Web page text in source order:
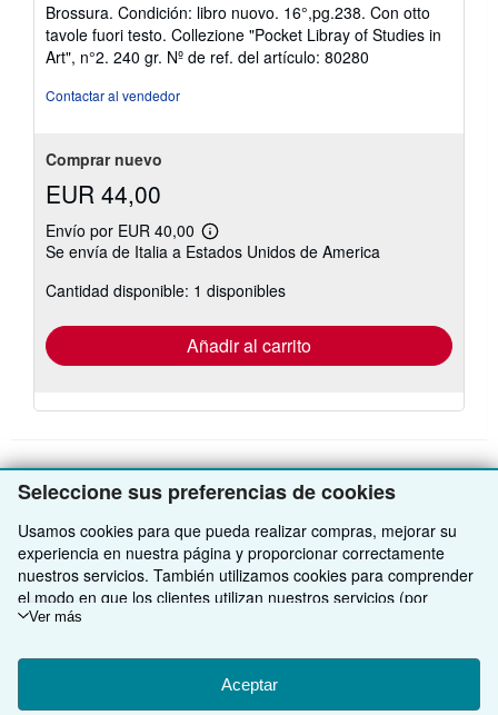
Seleccione sus preferencias de cookies
Usamos cookies para que pueda realizar compras, mejorar su
experiencia en nuestra página y proporcionar correctamente
nuestros servicios. También utilizamos cookies para comprender
el modo en que los clientes utilizan nuestros servicios (por
ejemplo, midiendo las visitas al sitio) y así poder realizar mejoras.
para mostrar contenido relevante en los anuncios y medir el
rendimiento de los mismos. Elija Rechazar si noestá de acuerdo
o Personalizar para obtener más información. Puede cambiar sus
Ver más
Aceptar
vendedor:
5
de
Brossura. Condición: libro nuovo. 16°,pg.238. Con otto
tavole fuori testo. Collezione "Pocket Libray of Studies in
Art", n°2. 240 gr. Nº de ref. del artículo: 80280
Contactar al vendedor
Comprar nuevo
EUR 44,00
Envío por EUR 40,00
Más
información
las
tarifas
envío
Se envía de Italia a Estados Unidos de America
Cantidad disponible: 1 disponibles
Añadir al carrito
Compre con nosotros
Búsqueda avanzada
Colecciones
Venda con nosotros
Comenzar a vender
Únase a nuestro programa de afiliados
Sobre nosotros